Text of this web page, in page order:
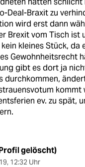
Deal-Braxit zu
wird erst dann
Brexit vom Tisch ist
kleines Stück, da
Gewohnheitsrecht
gibt es dort ja
durchkommen,
kommt
ev. zu spät,
gelöscht)
, 12:32 Uhr